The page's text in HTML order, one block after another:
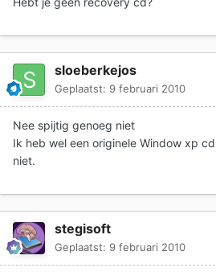
sloeberkejos
Geplaatst: 9 februari 2010
Nee spijtig genoeg niet
Ik heb wel een originele Window xp
niet.
stegisoft
Geplaatst: 9 februari 2010